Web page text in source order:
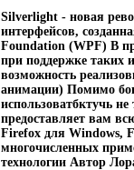
Silverlight - новая
интерфейсов,
Foundation (WPF) В
при поддержке таких
возможность
анимации) Помимо
использоватбктучь
предоставляет вам
Firefox для Windows,
многочисленных
технологии Автор